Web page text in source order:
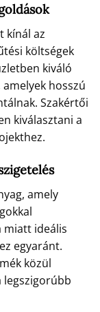
kínál az
költségek
kiváló
hosszú
Szakértői
kiválasztani a
amely
miatt ideális
egyaránt.
közül
legszigorúbb